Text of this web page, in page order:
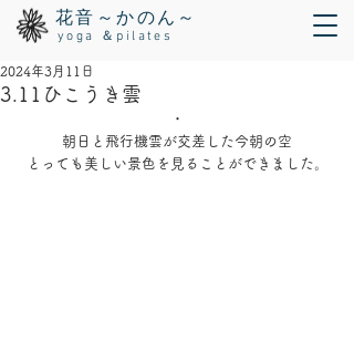
花音～かのん～
yoga ＆pilates
3.11ひこうき雲
2024年3月11日
・
朝日と飛行機雲が交差した今朝の空
とっても美しい景色を見ることができました。